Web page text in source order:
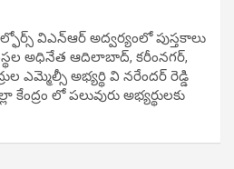
విఎన్ఆర్ అద్వర్యంలో పుస్తకాలు
అధినేత ఆదిలాబాద్, కరీంనగర్,
ఎమ్మెల్సీ అభ్యర్థి వి నరేందర్ రెడ్డి
లో పలువురు అభ్యర్థులకు